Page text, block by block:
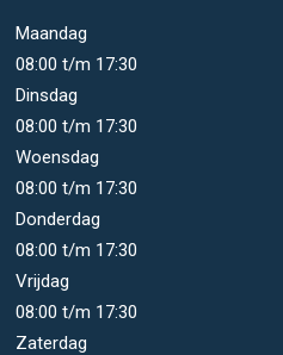
Maandag
08:00 t/m 17:30
Dinsdag
08:00 t/m 17:30
Woensdag
08:00 t/m 17:30
Donderdag
08:00 t/m 17:30
Vrijdag
08:00 t/m 17:30
Zaterdag